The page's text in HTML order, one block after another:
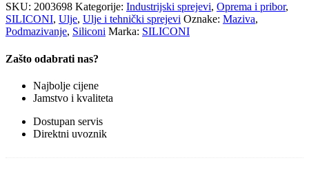
SKU: 2003698 Kategorije: Industrijski sprejevi, Oprema i pribor,
SILICONI, Ulje, Ulje i tehnički sprejevi Oznake: Maziva,
Podmazivanje, Siliconi Marka: SILICONI
Zašto odabrati nas?
Najbolje cijene
Jamstvo i kvaliteta
Dostupan servis
Direktni uvoznik